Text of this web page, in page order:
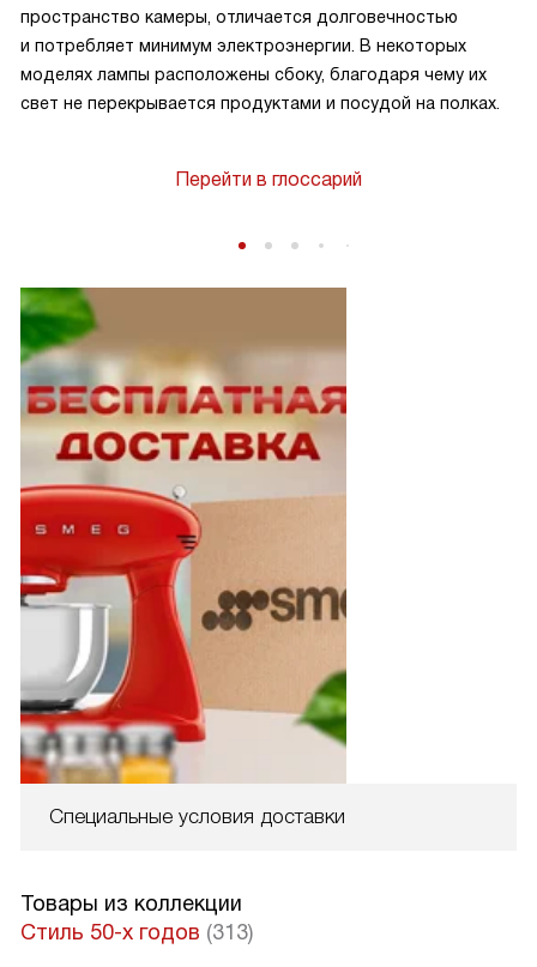
пространство камеры, отличается долговечностью
и потребляет минимум электроэнергии. В некоторых
моделях лампы расположены сбоку, благодаря чему их
свет не перекрывается продуктами и посудой на полках.
Перейти в глоссарий
Специальные условия доставки
Товары из коллекции
Стиль 50-х годов (313)